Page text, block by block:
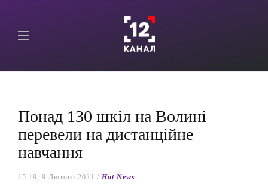
Понад 130 шкіл на Волині
перевели на дистанційне
навчання
15:19, 9 Лютого 2021 / Hot News